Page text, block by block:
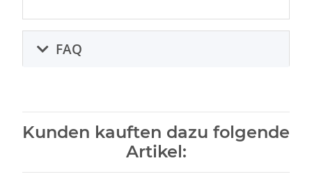
FAQ
Kunden kauften dazu folgende
Artikel: